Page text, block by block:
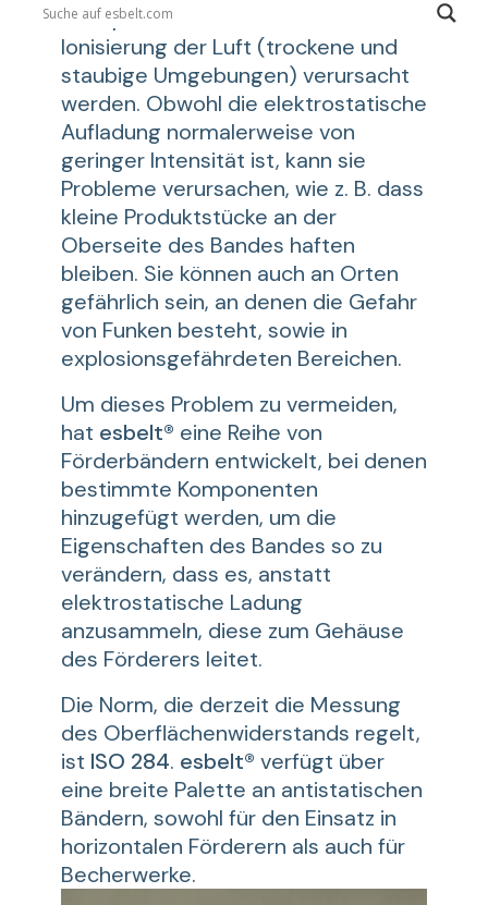
transportierten Produkts oder durch
Ionisierung der Luft (trockene und
staubige Umgebungen) verursacht
werden. Obwohl die elektrostatische
Aufladung normalerweise von
geringer Intensität ist, kann sie
Probleme verursachen, wie z. B. dass
kleine Produktstücke an der
Oberseite des Bandes haften
bleiben. Sie können auch an Orten
gefährlich sein, an denen die Gefahr
von Funken besteht, sowie in
explosionsgefährdeten Bereichen.
Um dieses Problem zu vermeiden,
hat esbelt® eine Reihe von
Förderbändern entwickelt, bei denen
bestimmte Komponenten
hinzugefügt werden, um die
Eigenschaften des Bandes so zu
verändern, dass es, anstatt
elektrostatische Ladung
anzusammeln, diese zum Gehäuse
des Förderers leitet.
Die Norm, die derzeit die Messung
des Oberflächenwiderstands regelt,
ist ISO 284. esbelt® verfügt über
eine breite Palette an antistatischen
Bändern, sowohl für den Einsatz in
horizontalen Förderern als auch für
Becherwerke.